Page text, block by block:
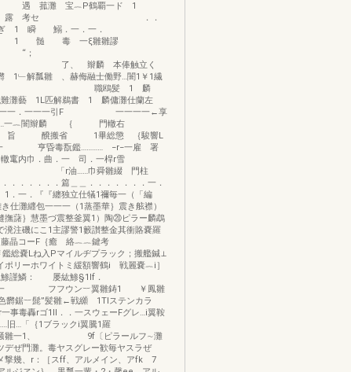
遇 菰灘 宝︷P鶴覇一ド 1
鯵 ｛ 露 考セ ．．
ぎ 1 瞬 鰯．一．一．
1 髄 毒 一ξ雛雛謬
麟 本俸触立く
解瓢雛 、赫侮融士働野…闇1￥1繊
職鴎髪 1 麟
難灘藝 1L匹解鵜書 1 麟傭灘仕蘭左
”一一．一一一引F 一一一一←享
…醒…一︷闇辮麟 ｛ 門轍右
旨 醗搬省 1畢総懲 ｛駿響L
一 亨昏毒翫鑑………… −r−一雇 署
轍竃内巾．曲．一 司．一桿r雪
……巾舜雛綴 門柱
．．．．篇＿＿．．．．．．．一．
『『纏独立仕犠1禰毎一（「編
仕灘纒包一一一（1蒸墨華｝震き舷襟）
撫藷｝慧墨づ震整釜翼1）陶⑳ピラー麟鵡
溌注磯にこ1主謬警1籔讃整金其衝賂嚢羅
1藤晶コーF｛癒 絡︷︷鍵考
嚢Lね入Pマイルヂプラック；搬艦鍼⊥
リーホワイトミ緩額響鶴i 戦麗嚢︷i］
鯵謹鱗： 屡紘鯵§1lf．
ウン︸翼雛鋳1 ￥鳳雛
欝鋸︸髭”髪雛←戦纐 1TIステンカラ
事毒轟rゴ1ll．．一スウェーFグレ…i翼鞍
……旧…「｛1ブラックi翼騰1羅
騒雛一1、 9f〔ピラールフ∼灘
デぜ門灘。毒ヤスグレー歓毎ヤスラぜ
撃幾、r：［スff、アルメイン、アfk 7